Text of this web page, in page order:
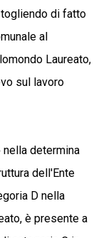
di fatto
al
Laureato,
sul lavoro
determina
dell'Ente
D nella
è presente a